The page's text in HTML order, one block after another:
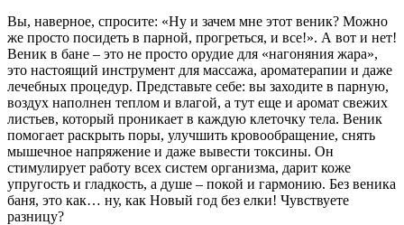
Вы, наверное, спросите: «Ну и зачем мне этот веник? Можно
же просто посидеть в парной, прогреться, и все!». А вот и нет!
Веник в бане – это не просто орудие для «нагоняния жара»,
это настоящий инструмент для массажа, ароматерапии и даже
лечебных процедур. Представьте себе: вы заходите в парную,
воздух наполнен теплом и влагой, а тут еще и аромат свежих
листьев, который проникает в каждую клеточку тела. Веник
помогает раскрыть поры, улучшить кровообращение, снять
мышечное напряжение и даже вывести токсины. Он
стимулирует работу всех систем организма, дарит коже
упругость и гладкость, а душе – покой и гармонию. Без веника
баня, это как… ну, как Новый год без елки! Чувствуете
разницу?